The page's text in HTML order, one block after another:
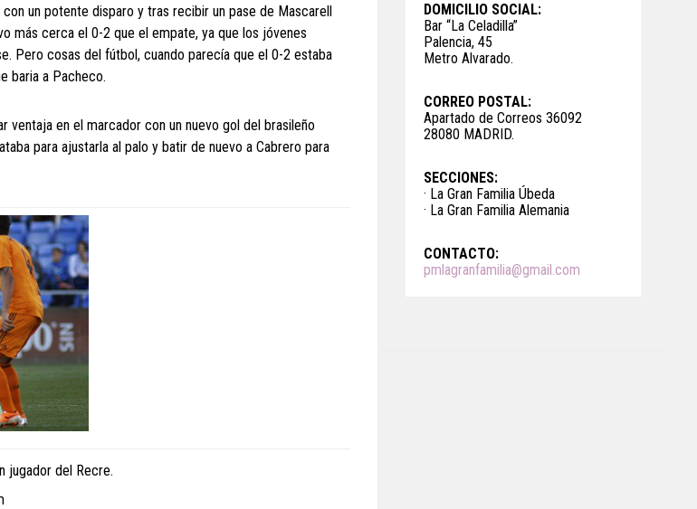
un potente disparo y tras recibir un pase de Mascarell
más cerca el 0-2 que el empate, ya que los jóvenes
Pero cosas del fútbol, cuando parecía que el 0-2 estaba
baria a Pacheco.
en el marcador con un nuevo gol del brasileño
para ajustarla al palo y batir de nuevo a Cabrero para
jugador del Recre.
DOMICILIO SOCIAL:
Bar “La Celadilla”
Palencia, 45
Metro Alvarado.
CORREO POSTAL:
Apartado de Correos 36092
28080 MADRID.
SECCIONES:
· La Gran Familia Úbeda
· La Gran Familia Alemania
CONTACTO:
pmlagranfamilia@gmail.com